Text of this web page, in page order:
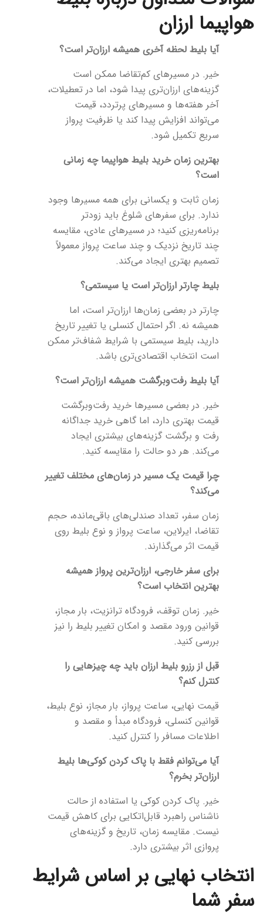
هواپیما ارزان
آیا بلیط لحظه آخری همیشه ارزان‌تر است؟
خیر. در مسیرهای کم‌تقاضا ممکن است
گزینه‌های ارزان‌تری پیدا شود، اما در تعطیلات،
آخر هفته‌ها و مسیرهای پرتردد، قیمت
می‌تواند افزایش پیدا کند یا ظرفیت پرواز
سریع تکمیل شود.
بهترین زمان خرید بلیط هواپیما چه زمانی
است؟
زمان ثابت و یکسانی برای همه مسیرها وجود
ندارد. برای سفرهای شلوغ باید زودتر
برنامه‌ریزی کنید؛ در مسیرهای عادی، مقایسه
چند تاریخ نزدیک و چند ساعت پرواز معمولاً
تصمیم بهتری ایجاد می‌کند.
بلیط چارتر ارزان‌تر است یا سیستمی؟
چارتر در بعضی زمان‌ها ارزان‌تر است، اما
همیشه نه. اگر احتمال کنسلی یا تغییر تاریخ
دارید، بلیط سیستمی با شرایط شفاف‌تر ممکن
است انتخاب اقتصادی‌تری باشد.
آیا بلیط رفت‌وبرگشت همیشه ارزان‌تر است؟
خیر. در بعضی مسیرها خرید رفت‌وبرگشت
قیمت بهتری دارد، اما گاهی خرید جداگانه
رفت و برگشت گزینه‌های بیشتری ایجاد
می‌کند. هر دو حالت را مقایسه کنید.
چرا قیمت یک مسیر در زمان‌های مختلف تغییر
می‌کند؟
زمان سفر، تعداد صندلی‌های باقی‌مانده، حجم
تقاضا، ایرلاین، ساعت پرواز و نوع بلیط روی
قیمت اثر می‌گذارند.
برای سفر خارجی، ارزان‌ترین پرواز همیشه
بهترین انتخاب است؟
خیر. زمان توقف، فرودگاه ترانزیت، بار مجاز،
قوانین ورود مقصد و امکان تغییر بلیط را نیز
بررسی کنید.
قبل از رزرو بلیط ارزان باید چه چیزهایی را
کنترل کنم؟
قیمت نهایی، ساعت پرواز، بار مجاز، نوع بلیط،
قوانین کنسلی، فرودگاه مبدأ و مقصد و
اطلاعات مسافر را کنترل کنید.
آیا می‌توانم فقط با پاک کردن کوکی‌ها بلیط
ارزان‌تر بخرم؟
خیر. پاک کردن کوکی یا استفاده از حالت
ناشناس راهبرد قابل‌اتکایی برای کاهش قیمت
نیست. مقایسه زمان، تاریخ و گزینه‌های
پروازی اثر بیشتری دارد.
انتخاب نهایی بر اساس شرایط
سفر شما